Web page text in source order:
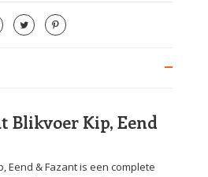
Blikvoer Kip, Eend
Eend & Fazant is een complete